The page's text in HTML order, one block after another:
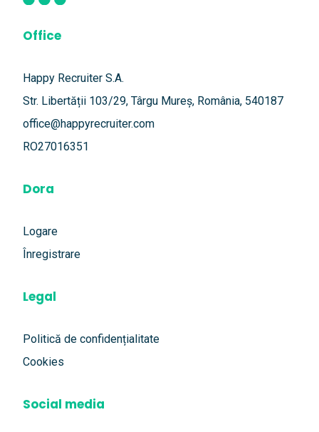
Office
Happy Recruiter S.A.
Str. Libertății 103/29, Târgu Mureș, România, 540187
office@happyrecruiter.com
RO27016351
Dora
Logare
Înregistrare
Legal
Politică de confidențialitate
Cookies
Social media